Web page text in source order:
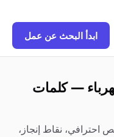
ابدأ البحث عن عمل
— كلمات
احترافي، نقاط إنجاز،